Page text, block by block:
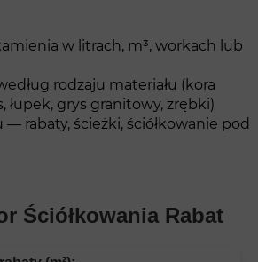
w litrach, m³, workach lub
rodzaju materiału (kora
łupek, grys granitowy, zrębki)
rabaty, ścieżki, ściółkowanie pod